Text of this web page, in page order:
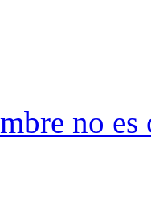
no es